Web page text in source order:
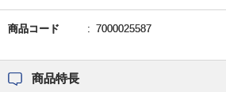
商品コード 7000025587
商品特長